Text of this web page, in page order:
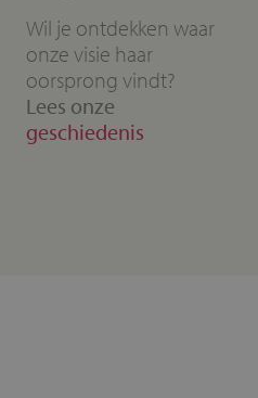
Wil je ontdekken waar
onze visie haar
oorsprong vindt?
Lees onze
geschiedenis